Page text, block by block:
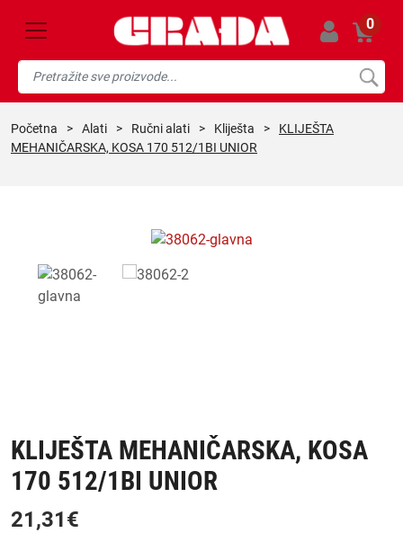
0
početna > alati > ručni alati > kliješta >
KLIJEŠTA
MEHANIČARSKA, KOSA 170 512/1BI UNIOR
KLIJEŠTA MEHANIČARSKA, KOSA
170 512/1BI UNIOR
21,31€